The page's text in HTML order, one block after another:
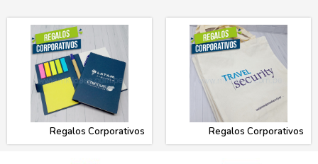
Regalos Corporativos Regalos Corporativos